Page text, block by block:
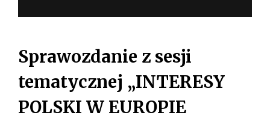
Sprawozdanie z sesji
tematycznej „INTERESY
POLSKI W EUROPIE